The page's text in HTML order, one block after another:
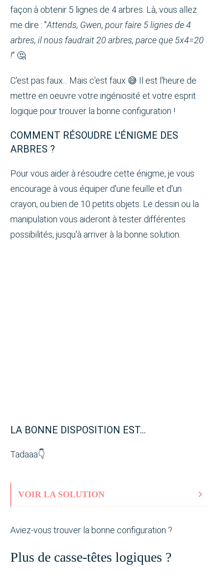
façon à obtenir 5 lignes de 4 arbres. Là, vous allez
me dire : "Attends, Gwen, pour faire 5 lignes de 4
arbres, il nous faudrait 20 arbres, parce que 5x4=20
!" 🤔
C'est pas faux... Mais c'est faux 😅 Il est l'heure de
mettre en oeuvre votre ingéniosité et votre esprit
logique pour trouver la bonne configuration !
COMMENT RÉSOUDRE L'ÉNIGME DES
ARBRES ?
Pour vous aider à résoudre cette énigme, je vous
encourage à vous équiper d'une feuille et d'un
crayon, ou bien de 10 petits objets. Le dessin ou la
manipulation vous aideront à tester différentes
possibilités, jusqu'à arriver à la bonne solution.
LA BONNE DISPOSITION EST...
Tadaaa👇
VOIR LA SOLUTION
Aviez-vous trouver la bonne configuration ?
Plus de casse-têtes logiques ?